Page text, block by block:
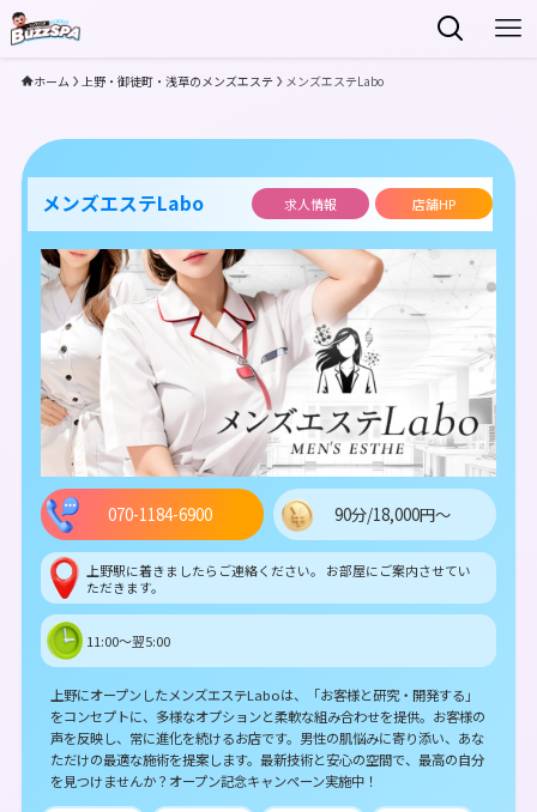
ホーム 上野・御徒町・浅草のメンズエステ メンズエステLabo
メンズエステLabo 求人情報 店舗HP
070-1184-6900 90分/18,000円～
上野駅に着きましたらご連絡ください。 お部屋にご案内させてい
ただきます。
11:00～翌5:00
上野にオープンしたメンズエステLaboは、「お客様と研究・開発する」
をコンセプトに、多様なオプションと柔軟な組み合わせを提供。お客様の
声を反映し、常に進化を続けるお店です。男性の肌悩みに寄り添い、あな
ただけの最適な施術を提案します。最新技術と安心の空間で、最高の自分
を見つけませんか？オープン記念キャンペーン実施中！